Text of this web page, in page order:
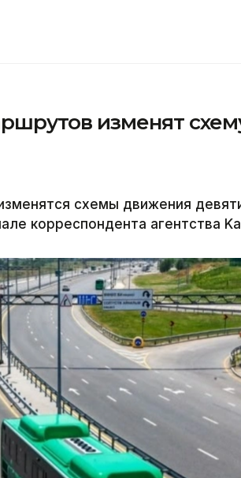
изменят
схемы движения
корреспондента агентства